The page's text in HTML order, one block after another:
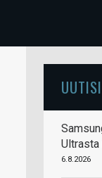
Ultrasta
6.8.2026